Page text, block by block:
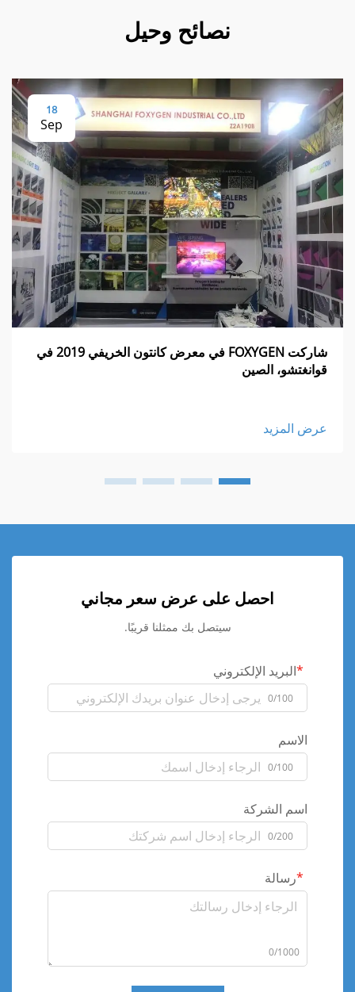
نصائح وحيل
18
Sep
شاركت FOXYGEN في معرض كانتون الخريفي 2019 في
قوانغتشو، الصين
عرض المزيد
احصل على عرض سعر مجاني
سيتصل بك ممثلنا قريبًا.
البريد الإلكتروني
0/100
الاسم
0/100
اسم الشركة
0/200
رسالة
0/1000